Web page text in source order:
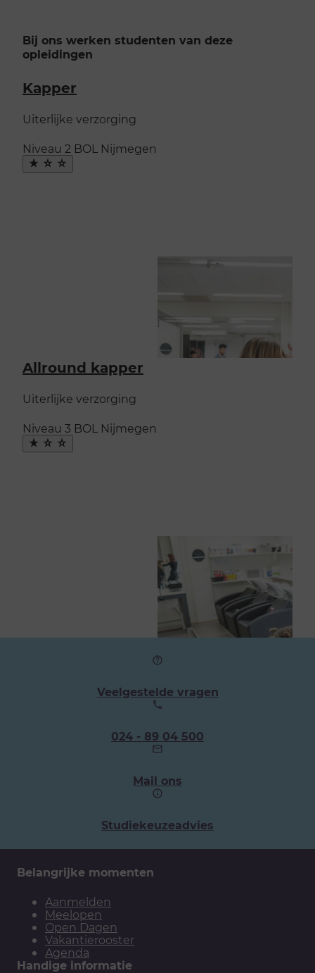
Bij ons werken studenten van deze
opleidingen
Kapper
Uiterlijke verzorging
Niveau 2 BOL Nijmegen
Maak
favoriet
Allround kapper
Uiterlijke verzorging
Niveau 3 BOL Nijmegen
Maak
favoriet
Veelgestelde vragen
Ons
telefoonnummer:
024 - 89 04 500
Mail ons
Studiekeuzeadvies
Belangrijke momenten
Aanmelden
Meelopen
Open Dagen
Vakantierooster
Agenda
Handige informatie